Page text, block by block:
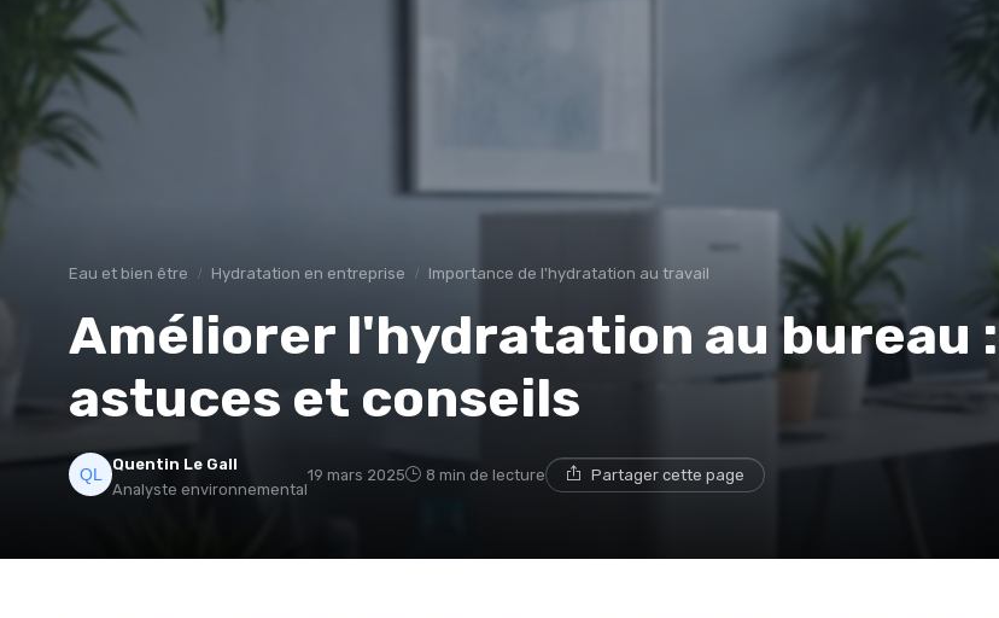
Eau et bien être Hydratation en entreprise Importance de l'hydratation au travail
Améliorer l'hydratation au bureau :
astuces et conseils
Quentin Le Gall
Analyste environnemental
19 mars 2025 8 min de lecture Partager cette page